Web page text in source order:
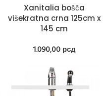
Xanitalia bošča
višekratna crna 125cm x
145 cm
1.090,00 рсд